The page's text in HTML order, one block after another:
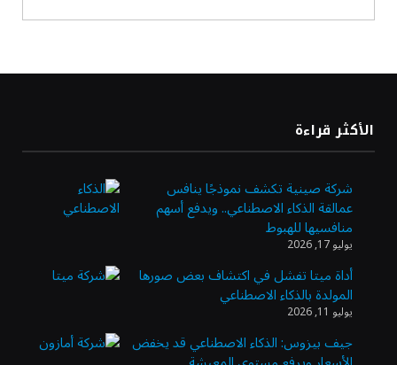
«تاسي» يستهل جلسة الأربعاء بارتفاع طفيف
مدعومًا بالبنوك والمواد الأساسية
“السعودية للطاقة” تعلن نتائج النصف الأول من
2026
النفط يرتد 1% بعد موجة بيع.. وغموض حرب
أمريكا وإيران مستمر
الأكثر قراءة
شركة صينية تكشف نموذجًا ينافس
عمالقة الذكاء الاصطناعي.. ويدفع أسهم
منافسيها للهبوط
يوليو 17, 2026
أداة ميتا تفشل في اكتشاف بعض صورها
المولدة بالذكاء الاصطناعي
يوليو 11, 2026
جيف بيزوس: الذكاء الاصطناعي قد يخفض